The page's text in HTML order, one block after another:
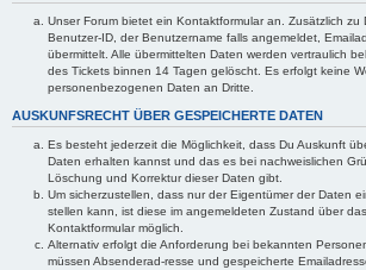
Unser Forum bietet ein Kontaktformular an. Zusätzlich zu
Benutzer-ID, der Benutzername falls angemeldet,
übermittelt. Alle übermittelten Daten werden vertraulich
des Tickets binnen 14 Tagen gelöscht. Es erfolgt keine
personenbezogenen Daten an Dritte.
AUSKUNFSRECHT ÜBER GESPEICHERTE DATEN
Es besteht jederzeit die Möglichkeit, dass Du Auskunft
Daten erhalten kannst und das es bei nachweislichen
Löschung und Korrektur dieser Daten gibt.
Um sicherzustellen, dass nur der Eigentümer der Daten
stellen kann, ist diese im angemeldeten Zustand über
Kontaktformular möglich.
Alternativ erfolgt die Anforderung bei bekannten
müssen Absenderad-resse und gespeicherte